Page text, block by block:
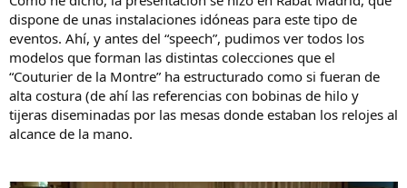
dispone de unas instalaciones idóneas para este tipo de
eventos. Ahí, y antes del “speech”, pudimos ver todos los
modelos que forman las distintas colecciones que el
“Couturier de la Montre” ha estructurado como si fueran de
alta costura (de ahí las referencias con bobinas de hilo y
tijeras diseminadas por las mesas donde estaban los relojes al
alcance de la mano.